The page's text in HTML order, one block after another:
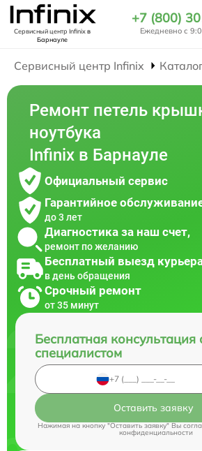
Сервисный центр Infinixв
Барнауле
+7 (800)
Ежедневно с
Сервисный центр Infinix
Ремонт петель
ноутбука
Infinix в Барнауле
Официальный сервис
Гарантийное
до 3 лет
Диагностика за наш счет,
ремонт по желанию
Бесплатный выезд
в день обращения
Срочный ремонт
от 35 минут
Бесплатная консультация
специалистом
Оставить заявку
Нажимая на кнопку "Оставить заявку" Вы
конфиденциальности